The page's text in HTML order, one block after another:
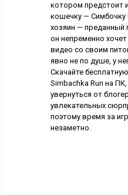
котором предстоит
кошечку —
хозяин — преданный
он непременно
видео со своим
явно не по душе, у
Скачайте
Simbachka Run на
увернуться от
увлекательных
поэтому время за
незаметно.